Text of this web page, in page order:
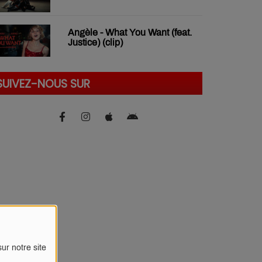
notre site
Angèle - What You Want (feat.
Justice) (clip)
NOUS SUR